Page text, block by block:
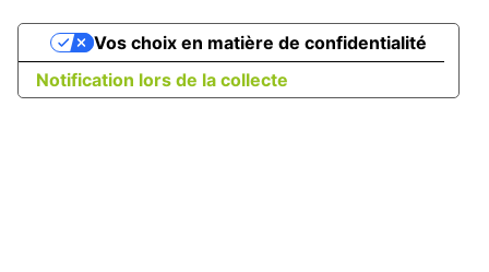
Notification lors de la collecte
Vos choix en matière de confidentialité